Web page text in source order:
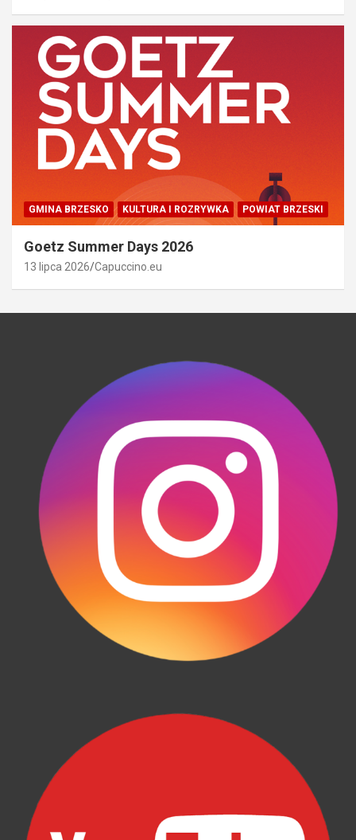
GMINA BRZESKO KULTURA I ROZRYWKA POWIAT BRZESKI
Goetz Summer Days 2026
13 lipca 2026 Capuccino.eu